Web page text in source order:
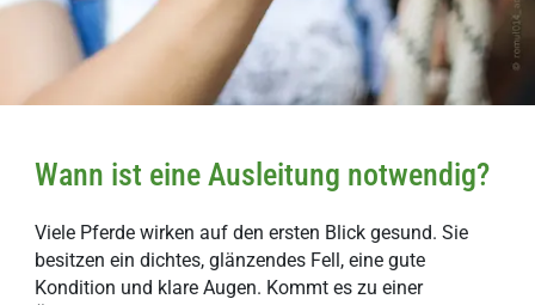
Wann ist eine Ausleitung notwendig?
Viele Pferde wirken auf den ersten Blick gesund. Sie
besitzen ein dichtes, glänzendes Fell, eine gute
Kondition und klare Augen. Kommt es zu einer